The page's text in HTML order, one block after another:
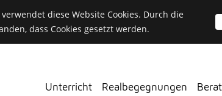
diese Website Cookies. Durch die
dass Cookies gesetzt werden.
Unterricht Realbegegnungen